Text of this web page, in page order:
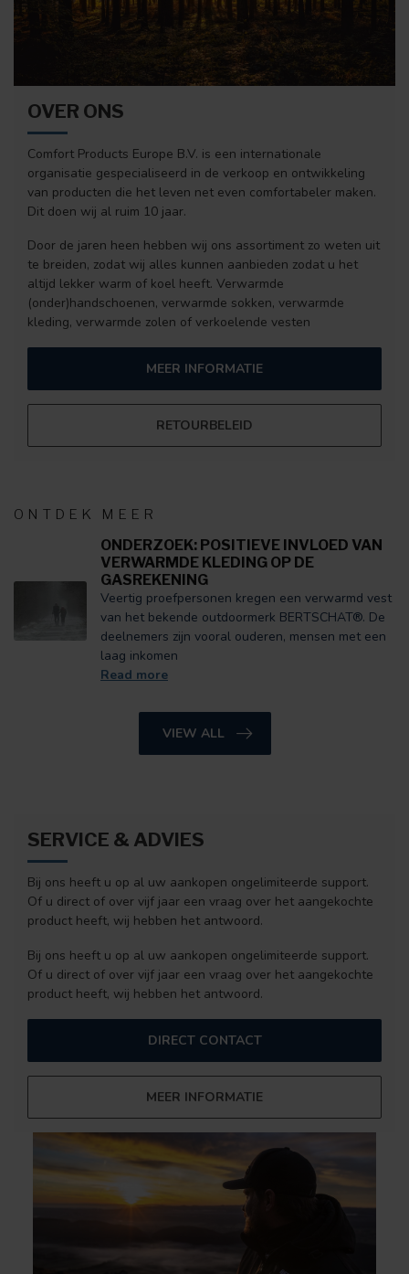
OVER ONS
Comfort Products Europe B.V. is een internationale
organisatie gespecialiseerd in de verkoop en ontwikkeling
van producten die het leven net even comfortabeler maken.
Dit doen wij al ruim 10 jaar.
Door de jaren heen hebben wij ons assortiment zo weten uit
te breiden, zodat wij alles kunnen aanbieden zodat u het
altijd lekker warm of koel heeft. Verwarmde
(onder)handschoenen, verwarmde sokken, verwarmde
kleding, verwarmde zolen of verkoelende vesten
MEER INFORMATIE
RETOURBELEID
ONTDEK MEER
ONDERZOEK: POSITIEVE INVLOED VAN
VERWARMDE KLEDING OP DE
GASREKENING
Veertig proefpersonen kregen een verwarmd vest
van het bekende outdoormerk BERTSCHAT®. De
deelnemers zijn vooral ouderen, mensen met een
laag inkomen
Read more
VIEW ALL
SERVICE & ADVIES
Bij ons heeft u op al uw aankopen ongelimiteerde support.
Of u direct of over vijf jaar een vraag over het aangekochte
product heeft, wij hebben het antwoord.
Bij ons heeft u op al uw aankopen ongelimiteerde support.
Of u direct of over vijf jaar een vraag over het aangekochte
product heeft, wij hebben het antwoord.
DIRECT CONTACT
MEER INFORMATIE